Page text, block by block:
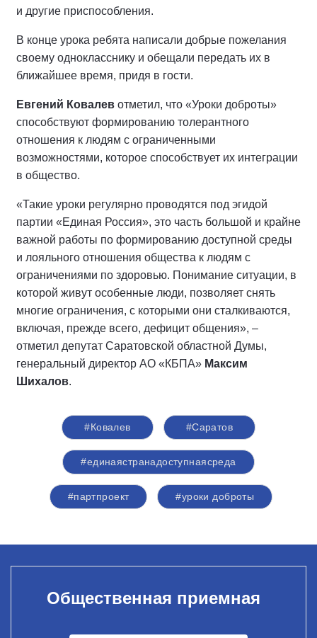
и другие приспособления.
В конце урока ребята написали добрые пожелания
своему однокласснику и обещали передать их в
ближайшее время, придя в гости.
Евгений Ковалев отметил, что «Уроки доброты»
способствуют формированию толерантного
отношения к людям с ограниченными
возможностями, которое способствует их интеграции
в общество.
«Такие уроки регулярно проводятся под эгидой
партии «Единая Россия», это часть большой и крайне
важной работы по формированию доступной среды
и лояльного отношения общества к людям с
ограничениями по здоровью. Понимание ситуации, в
которой живут особенные люди, позволяет снять
многие ограничения, с которыми они сталкиваются,
включая, прежде всего, дефицит общения», –
отметил депутат Саратовской областной Думы,
генеральный директор АО «КБПА» Максим
Шихалов.
#Ковалев #Саратов
#единаястранадоступнаясреда
#партпроект #уроки доброты
Общественная приемная